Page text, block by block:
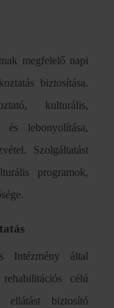
megfelelő napi
biztosítása.
kulturális,
és lebonyolítása,
Szolgáltatást
programok,
Intézmény által
célú
ellátást biztosító